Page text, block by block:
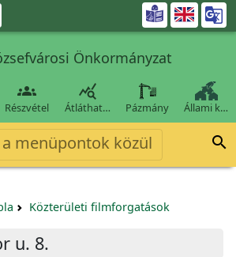

Önkormányzat

Részvétel

Átláthat… Pázmány Állami k…
a menüpontok közül 
Közterületi filmforgatások
u. 8.